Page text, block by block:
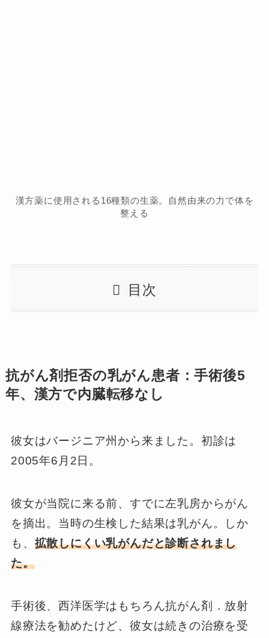
漢方薬に使用される16種類の生薬。自然由来の力で体を
整える
目次
抗がん剤拒否の乳がん患者：手術後5
年、漢方で内臓転移なし
彼女はバージニア州から来ました。初診は
2005年6月2日。
彼女が当院に来る前、すでに左乳房からがん
を摘出。当時の生検した結果は乳がん。しか
も、 拡散しにくい乳がんだと診断されまし
た。
手術後、西洋医学はもちろん抗がん剤．放射
線療法を勧めたけど、彼女は続きの治療を受